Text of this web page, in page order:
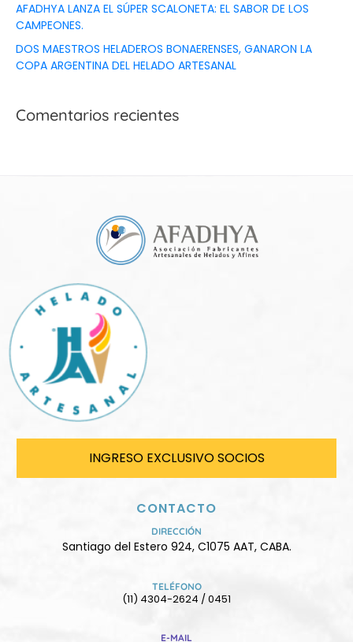
AFADHYA LANZA EL SÚPER SCALONETA: EL SABOR DE LOS
CAMPEONES.
DOS MAESTROS HELADEROS BONAERENSES, GANARON LA
COPA ARGENTINA DEL HELADO ARTESANAL
Comentarios recientes
INGRESO EXCLUSIVO SOCIOS
CONTACTO
DIRECCIÓN
Santiago del Estero 924, C1075 AAT, CABA.
TELÉFONO
(11) 4304-2624 / 0451
E-MAIL